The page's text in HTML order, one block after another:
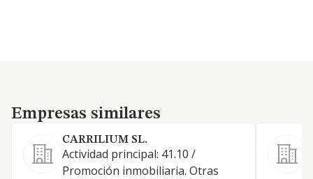
Empresas similares
Empresas similares
CARRILIUM SL.
Actividad principal: 41.10 /
Promoción inmobiliaria. Otras